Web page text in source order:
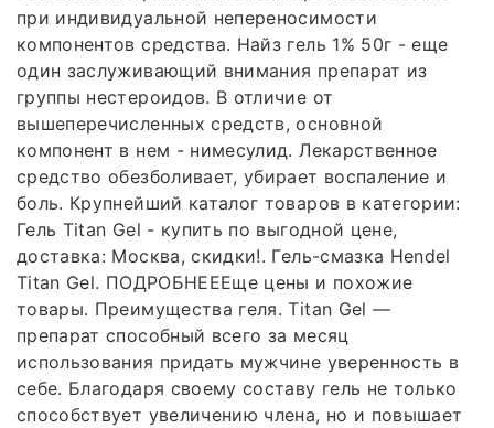
при индивидуальной непереносимости
компонентов средства. Найз гель 1% 50г - еще
один заслуживающий внимания препарат из
группы нестероидов. В отличие от
вышеперечисленных средств, основной
компонент в нем - нимесулид. Лекарственное
средство обезболивает, убирает воспаление и
боль. Крупнейший каталог товаров в категории:
Гель Titan Gel - купить по выгодной цене,
доставка: Москва, скидки!. Гель-смазка Hendel
Titan Gel. ПОДРОБНЕЕЕще цены и похожие
товары. Преимущества геля. Titan Gel —
препарат способный всего за месяц
использования придать мужчине уверенность в
себе. Благодаря своему составу гель не только
способствует увеличению члена, но и повышает